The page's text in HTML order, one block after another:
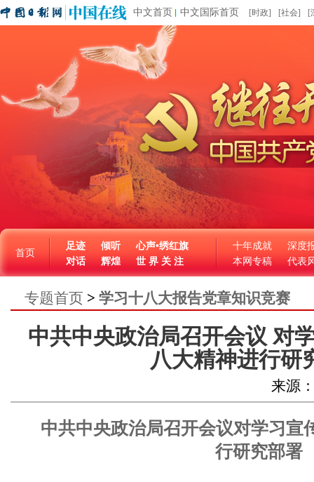
中文首页 中文国际首页 [时政] [社会] [
首页
足迹 倾听
心声•绣红旗
对话
辉煌 世 界 关 注
十年成就
深度
本网专稿
代表
专题首页 > 学习十八大报告党章知识竞赛
中共中央政治局召开会议 对
八大精神进行研
来源
中共中央政治局召开会议对学习宣
行研究部署